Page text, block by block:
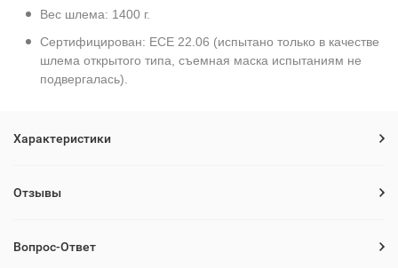
Вес шлема: 1400 г.
Сертифицирован: ECE 22.06 (испытано только в качестве
шлема открытого типа, съемная маска испытаниям не
подвергалась).
Характеристики
Отзывы
Вопрос-Ответ